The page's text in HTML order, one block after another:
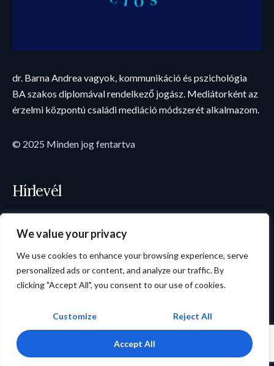
We value your privacy
We use cookies to enhance your browsing experience, serve
personalized ads or content, and analyze our traffic. By
clicking "Accept All", you consent to our use of cookies.
Customize Reject All
Accept All
dr. Barna Andrea vagyok, kommunikáció és pszichológia
BA szakos diplomával rendelkező jogász. Mediátorként az
érzelmi központú családi mediáció módszerét alkalmazom.
© 2025 Minden jog fentartva
Hírlevél